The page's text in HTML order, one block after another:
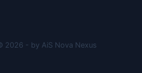
2026 - by AiS Nova Nexus